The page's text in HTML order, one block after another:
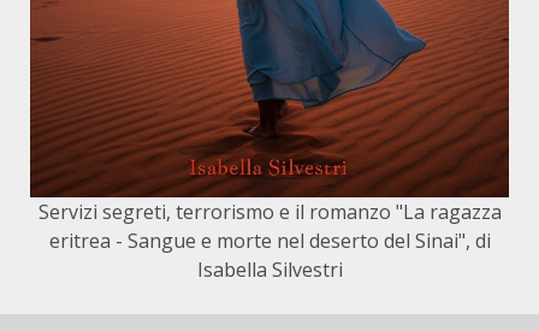
Servizi segreti, terrorismo e il romanzo "La ragazza
eritrea - Sangue e morte nel deserto del Sinai", di
Isabella Silvestri